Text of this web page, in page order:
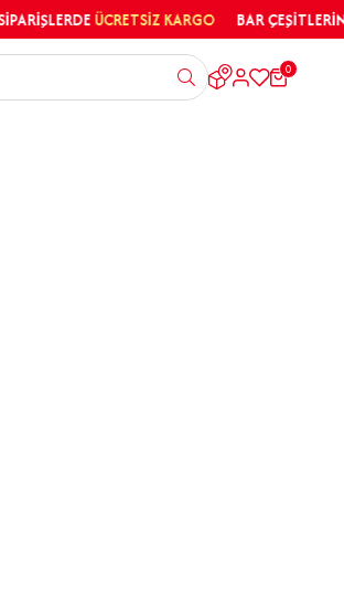
ÜCRETSİZ KARGO BAR ÇEŞİTLERİNDE
0